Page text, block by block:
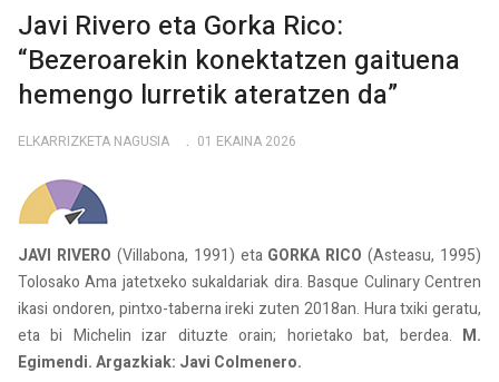
Javi Rivero eta Gorka Rico:
“Bezeroarekin konektatzen gaituena
hemengo lurretik ateratzen da”
ELKARRIZKETA NAGUSIA 01 EKAINA 2026
JAVI RIVERO (Villabona, 1991) etaGORKA RICO (Asteasu, 1995)
Tolosako Ama jatetxeko sukaldariak dira. Basque Culinary Centren
ikasi ondoren, pintxo-taberna ireki zuten 2018an. Hura txiki geratu,
eta bi Michelin izar dituzte orain; horietako bat, berdea. M.
Egimendi. Argazkiak: Javi Colmenero.